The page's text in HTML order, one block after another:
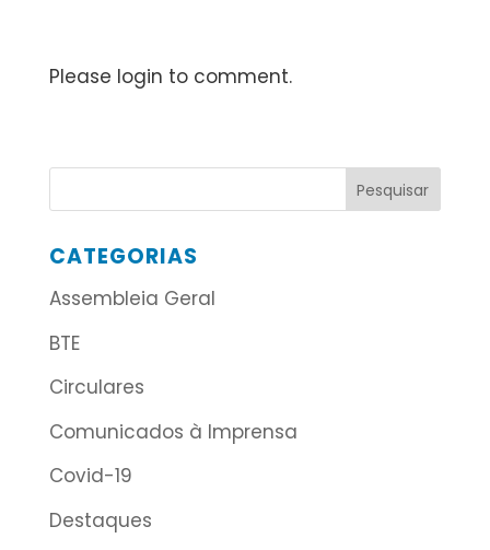
Please login to comment.
CATEGORIAS
Assembleia Geral
BTE
Circulares
Comunicados à Imprensa
Covid-19
Destaques